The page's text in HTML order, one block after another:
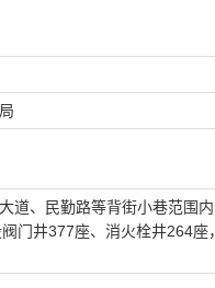
道、民勤路等背街小巷范围
门井377座、消火栓井264